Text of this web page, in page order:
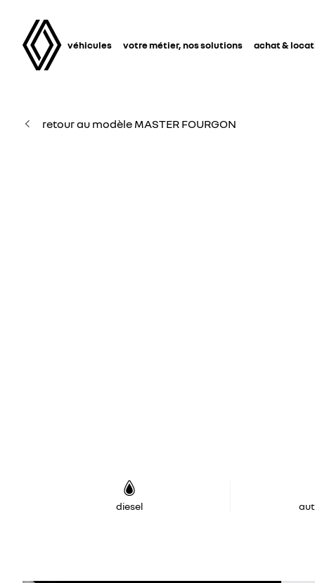
véhicules votre métier, nos solutions achat &
retour au modèle MASTER FOURGON
diesel